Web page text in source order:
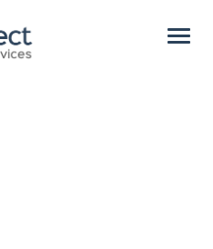
Toggle